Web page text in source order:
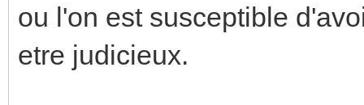
ou l'on est susceptible
etre judicieux.